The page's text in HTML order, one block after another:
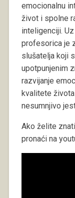
emocionalnu
život i spolne
inteligenciji.
profesorica je
slušatelja koji
upotpunjenim
razvijanje
kvalitete
nesumnjivo
Ako želite
pronaći na